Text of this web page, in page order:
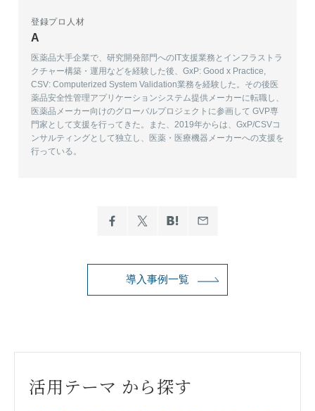
登録プロ人材
A
医薬品大手企業で、研究開発部門へのIT支援業務とインフラストラ
クチャー構築・運用などを経験した後、GxP: Good x Practice,
CSV: Computerized System Validation業務を経験した。その後医
薬品安全性管理アプリケーションシステム提供メーカーに転職し、
医薬品メーカー向けのグローバルプロジェクトに参画して GVP専
門家として支援を行ってきた。また、2019年からは、GxP/CSVコ
ンサルティングとして独立し、医薬・医療機器メーカーへの支援を
行っている。
導入事例一覧
活用テーマ から探す